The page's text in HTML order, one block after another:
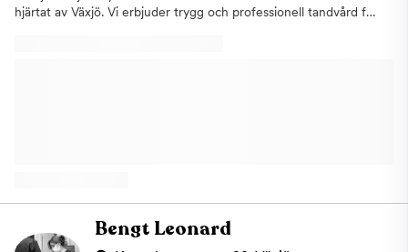
hjärtat av Växjö. Vi erbjuder trygg och professionell tandvård för
tandvård eller behöver hjälp med akuta besvär är du varmt
välkommen till Växjö City Kliniken – din nya tandläkare i
centrum.
Bengt Leonard